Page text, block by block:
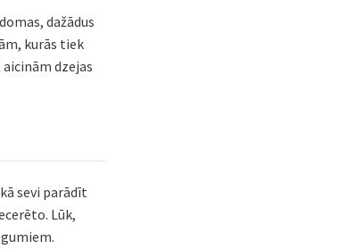
dažādus
kurās tiek
dzejas
sevi parādīt
Lūk,